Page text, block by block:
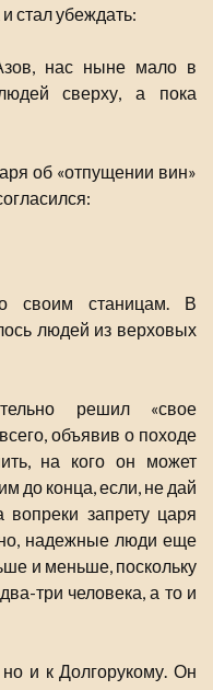
стал убеждать:
нас ныне мало в
сверху, а пока
об «отпущении вин»
своим станицам. В
людей из верховых
решил «свое
объявив о походе
на кого он может
до конца, если, не дай
вопреки запрету царя
надежные люди еще
и меньше, поскольку
три человека, а то и
и к Долгорукому. Он